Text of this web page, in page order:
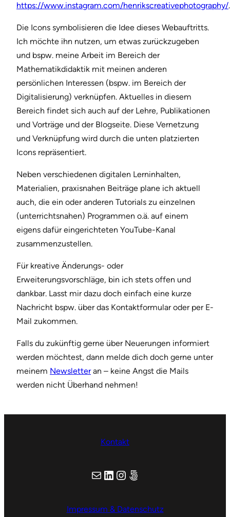
https://www.instagram.com/henrikscreativephotography/.
Die Icons symbolisieren die Idee dieses Webauftritts.
Ich möchte ihn nutzen, um etwas zurückzugeben
und bspw. meine Arbeit im Bereich der
Mathematikdidaktik mit meinen anderen
persönlichen Interessen (bspw. im Bereich der
Digitalisierung) verknüpfen. Aktuelles in diesem
Bereich findet sich auch auf der Lehre, Publikationen
und Vorträge und der Blogseite. Diese Vernetzung
und Verknüpfung wird durch die unten platzierten
Icons repräsentiert.
Neben verschiedenen digitalen Lerninhalten,
Materialien, praxisnahen Beiträge plane ich aktuell
auch, die ein oder anderen Tutorials zu einzelnen
(unterrichtsnahen) Programmen o.ä. auf einem
eigens dafür eingerichteten YouTube-Kanal
zusammenzustellen.
Für kreative Änderungs- oder
Erweiterungsvorschläge, bin ich stets offen und
dankbar. Lasst mir dazu doch einfach eine kurze
Nachricht bspw. über das Kontaktformular oder per E-
Mail zukommen.
Falls du zukünftig gerne über Neuerungen informiert
werden möchtest, dann melde dich doch gerne unter
meinem Newsletteran – keine Angst die Mails
werden nicht Überhand nehmen!
Kontakt
E-Mail LinkedIn Instagram Adobe Portfolio
Impressum & Datenschutz